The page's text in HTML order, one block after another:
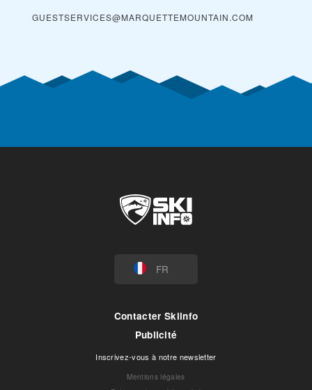
GUESTSERVICES@MARQUETTEMOUNTAIN.COM
FR
Contacter Skiinfo
Publicité
Inscrivez-vous à notre newsletter
Mentions légales